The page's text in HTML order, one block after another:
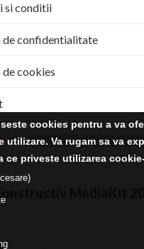
si conditii
de confidentialitate
cookies
Kit
MediaKit
cookies pentru a va
utilizare. Va rugam sa va
ce priveste utilizarea